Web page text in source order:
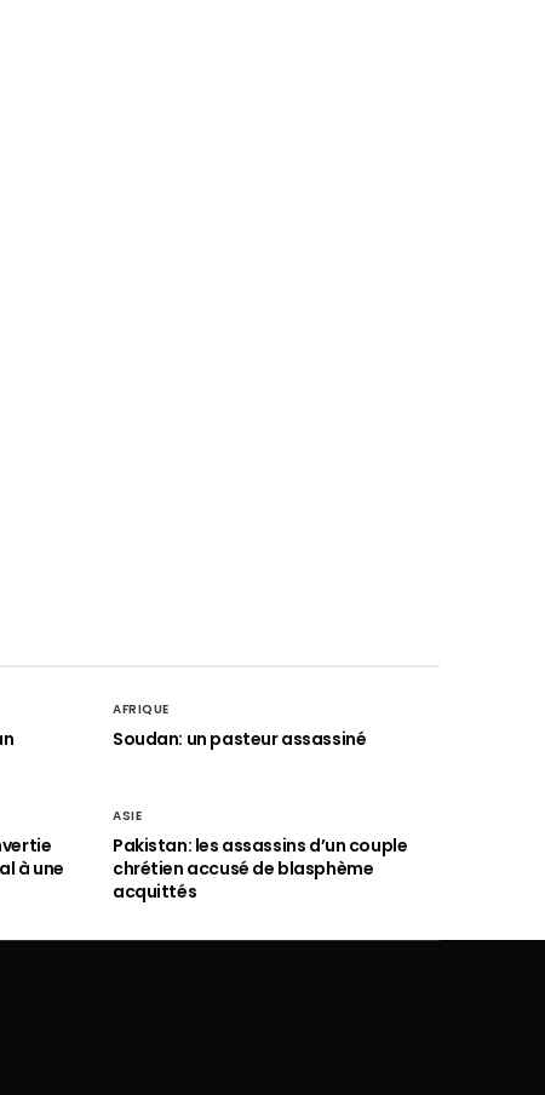
AFRIQUE
Soudan: un pasteur assassiné
à une
ASIE
Pakistan: les assassins d’un couple
chrétien accusé de blasphème
acquittés